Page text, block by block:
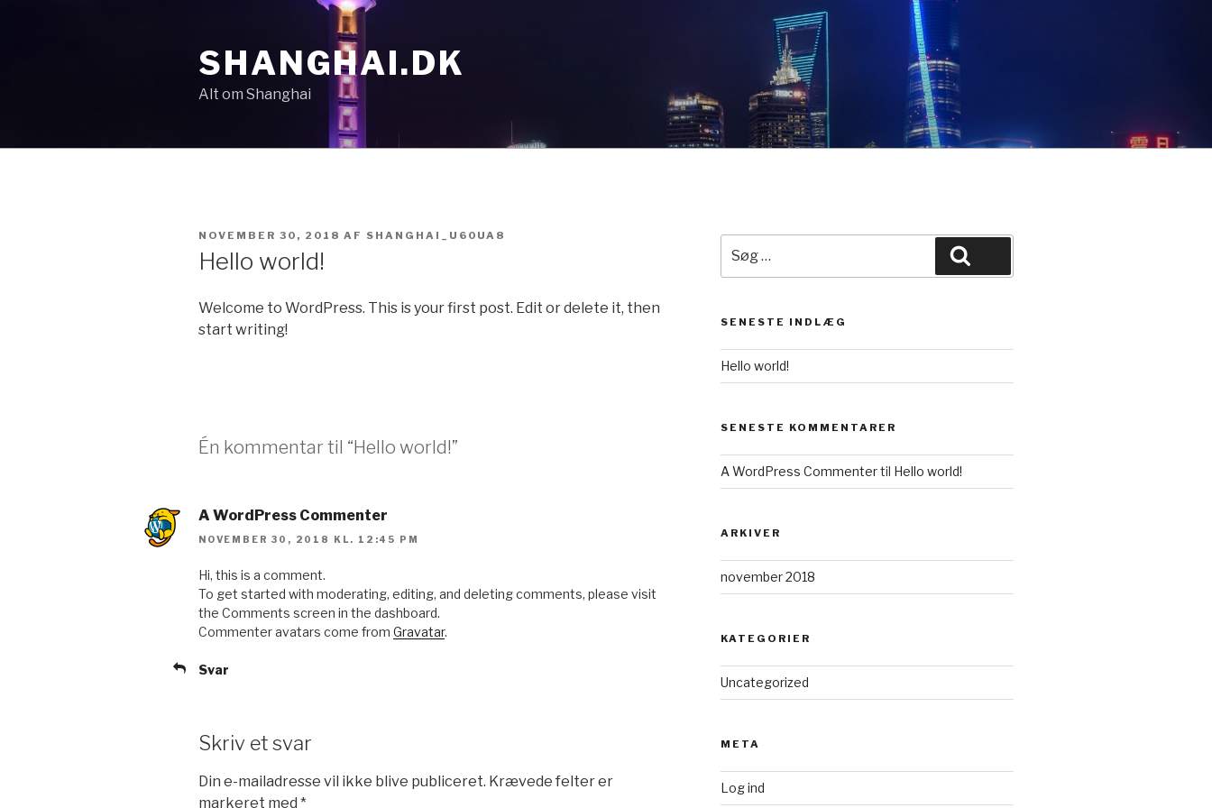
SHANGHAI.DK
Alt om Shanghai
UDGIVET
NOVEMBER 30, 2018 AF SHANGHAI_U60UA8
Hello world!
Welcome to WordPress. This is your first post. Edit or delete it, then
start writing!
Én kommentar til “Hello world!”
A WordPress Commenter
NOVEMBER 30, 2018 KL. 12:45 PM
Hi, this is a comment.
To get started with moderating, editing, and deleting comments, please visit
the Comments screen in the dashboard.
Commenter avatars come from Gravatar.
Svar
Skriv et svar
Din e-mailadresse vil ikke blive publiceret. Krævede felter er
markeret med *
efter:
SENESTE INDLÆG
Hello world!
SENESTE KOMMENTARER
A WordPress Commentertil Hello world!
ARKIVER
november 2018
KATEGORIER
Uncategorized
META
Log ind